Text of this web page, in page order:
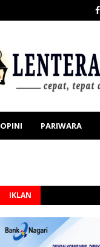
OPINI PARIWARA
IKLAN